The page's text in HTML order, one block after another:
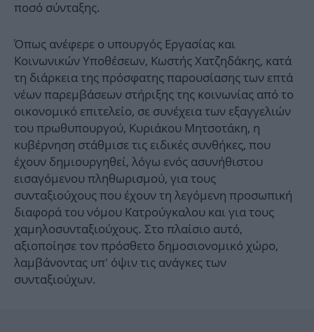
ποσό σύνταξης.
Όπως ανέφερε ο υπουργός Εργασίας και
Κοινωνικών Υποθέσεων, Κωστής Χατζηδάκης, κατά
τη διάρκεια της πρόσφατης παρουσίασης των επτά
νέων παρεμβάσεων στήριξης της κοινωνίας από το
οικονομικό επιτελείο, σε συνέχεια των εξαγγελιών
του πρωθυπουργού, Κυριάκου Μητσοτάκη, η
κυβέρνηση στάθμισε τις ειδικές συνθήκες, που
έχουν δημιουργηθεί, λόγω ενός ασυνήθιστου
εισαγόμενου πληθωρισμού, για τους
συνταξιούχους που έχουν τη λεγόμενη προσωπική
διαφορά του νόμου Κατρούγκαλου και για τους
χαμηλοσυνταξιούχους. Στο πλαίσιο αυτό,
αξιοποίησε τον πρόσθετο δημοσιονομικό χώρο,
λαμβάνοντας υπ' όψιν τις ανάγκες των
συνταξιούχων.